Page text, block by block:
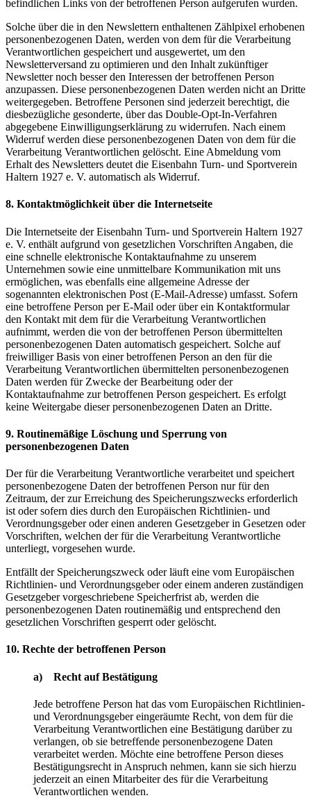
befindlichen Links von der betroffenen Person aufgerufen wurden.
Solche über die in den Newslettern enthaltenen Zählpixel erhobenen
personenbezogenen Daten, werden von dem für die Verarbeitung
Verantwortlichen gespeichert und ausgewertet, um den
Newsletterversand zu optimieren und den Inhalt zukünftiger
Newsletter noch besser den Interessen der betroffenen Person
anzupassen. Diese personenbezogenen Daten werden nicht an Dritte
weitergegeben. Betroffene Personen sind jederzeit berechtigt, die
diesbezügliche gesonderte, über das Double-Opt-In-Verfahren
abgegebene Einwilligungserklärung zu widerrufen. Nach einem
Widerruf werden diese personenbezogenen Daten von dem für die
Verarbeitung Verantwortlichen gelöscht. Eine Abmeldung vom
Erhalt des Newsletters deutet die Eisenbahn Turn- und Sportverein
Haltern 1927 e. V. automatisch als Widerruf.
8. Kontaktmöglichkeit über die Internetseite
Die Internetseite der Eisenbahn Turn- und Sportverein Haltern 1927
e. V. enthält aufgrund von gesetzlichen Vorschriften Angaben, die
eine schnelle elektronische Kontaktaufnahme zu unserem
Unternehmen sowie eine unmittelbare Kommunikation mit uns
ermöglichen, was ebenfalls eine allgemeine Adresse der
sogenannten elektronischen Post (E-Mail-Adresse) umfasst. Sofern
eine betroffene Person per E-Mail oder über ein Kontaktformular
den Kontakt mit dem für die Verarbeitung Verantwortlichen
aufnimmt, werden die von der betroffenen Person übermittelten
personenbezogenen Daten automatisch gespeichert. Solche auf
freiwilliger Basis von einer betroffenen Person an den für die
Verarbeitung Verantwortlichen übermittelten personenbezogenen
Daten werden für Zwecke der Bearbeitung oder der
Kontaktaufnahme zur betroffenen Person gespeichert. Es erfolgt
keine Weitergabe dieser personenbezogenen Daten an Dritte.
9. Routinemäßige Löschung und Sperrung von
personenbezogenen Daten
Der für die Verarbeitung Verantwortliche verarbeitet und speichert
personenbezogene Daten der betroffenen Person nur für den
Zeitraum, der zur Erreichung des Speicherungszwecks erforderlich
ist oder sofern dies durch den Europäischen Richtlinien- und
Verordnungsgeber oder einen anderen Gesetzgeber in Gesetzen oder
Vorschriften, welchen der für die Verarbeitung Verantwortliche
unterliegt, vorgesehen wurde.
Entfällt der Speicherungszweck oder läuft eine vom Europäischen
Richtlinien- und Verordnungsgeber oder einem anderen zuständigen
Gesetzgeber vorgeschriebene Speicherfrist ab, werden die
personenbezogenen Daten routinemäßig und entsprechend den
gesetzlichen Vorschriften gesperrt oder gelöscht.
10. Rechte der betroffenen Person
a) Recht auf Bestätigung
Jede betroffene Person hat das vom Europäischen Richtlinien-
und Verordnungsgeber eingeräumte Recht, von dem für die
Verarbeitung Verantwortlichen eine Bestätigung darüber zu
verlangen, ob sie betreffende personenbezogene Daten
verarbeitet werden. Möchte eine betroffene Person dieses
Bestätigungsrecht in Anspruch nehmen, kann sie sich hierzu
jederzeit an einen Mitarbeiter des für die Verarbeitung
Verantwortlichen wenden.